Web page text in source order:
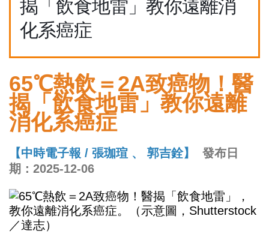
揭「飲食地雷」教你遠離消
化系癌症
65℃熱飲＝2A致癌物！醫
揭「飲食地雷」教你遠離
消化系癌症
【中時電子報 / 張珈瑄 、 郭吉銓】
發布日
期：2025-12-06